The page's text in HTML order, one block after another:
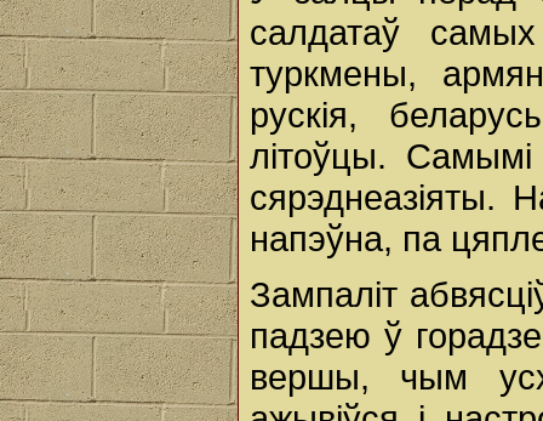
салдатаў
туркмены,
рускія,
літоўцы.
сярэднеазіяты.
напэўна, па
Зампаліт
падзею ў
вершы, чым